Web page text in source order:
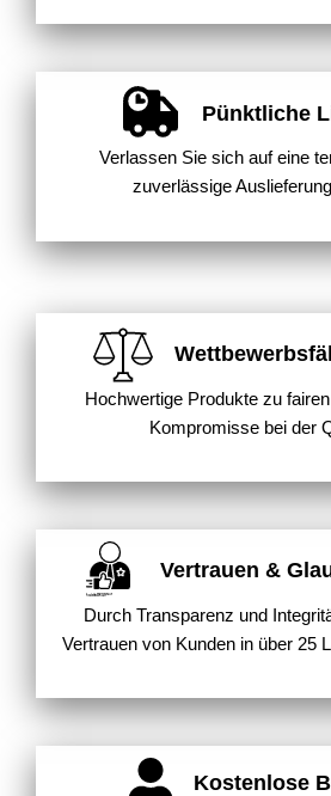
Pünktliche
Verlassen Sie sich auf eine
zuverlässige
Hochwertige Produkte zu
Kompromisse bei der
Created by WEBTECHOPS LLP
from the Noun Project
Vertrauen &
Durch Transparenz und
Vertrauen von Kunden in über 25
Kostenlose